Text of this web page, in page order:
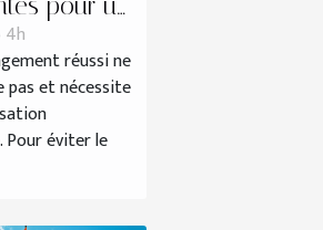
et sans
4h
réussi ne
pas et nécessite
Pour éviter le